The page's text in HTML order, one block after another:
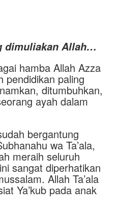
dimuliakan Allah…
hamba Allah Azza
pendidikan paling
ditumbuhkan,
ayah dalam
bergantung
wa Ta’ala,
meraih seluruh
sangat diperhatikan
Allah Ta’ala
Ya’kub pada anak